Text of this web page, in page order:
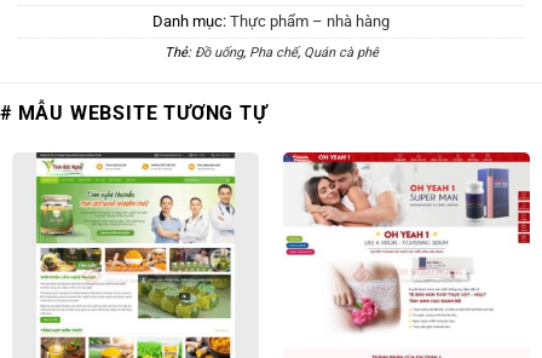
Danh mục: Thực phẩm – nhà hàng
Thẻ: Đồ uống, Pha chế, Quán cà phê
# MẪU WEBSITE TƯƠNG TỰ